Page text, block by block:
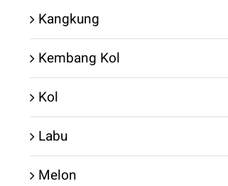
Kangkung
Kembang Kol
Kol
Labu
Melon